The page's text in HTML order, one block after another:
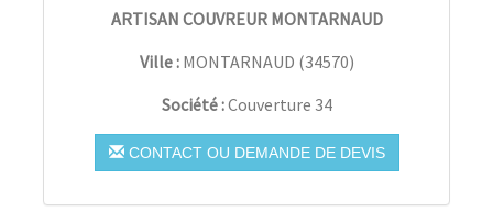
ARTISAN COUVREUR MONTARNAUD
Ville : MONTARNAUD (34570)
Société :Couverture 34
CONTACT OU DEMANDE DE DEVIS